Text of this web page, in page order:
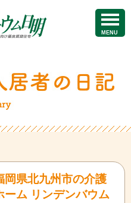
MENU
岡県北九州市の介護
ム リンデンバウム